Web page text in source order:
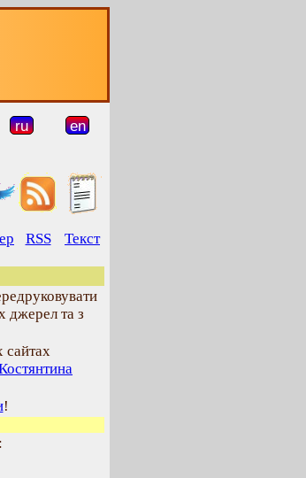
ru en
RSS Текст
джерел та з
сайтах
!